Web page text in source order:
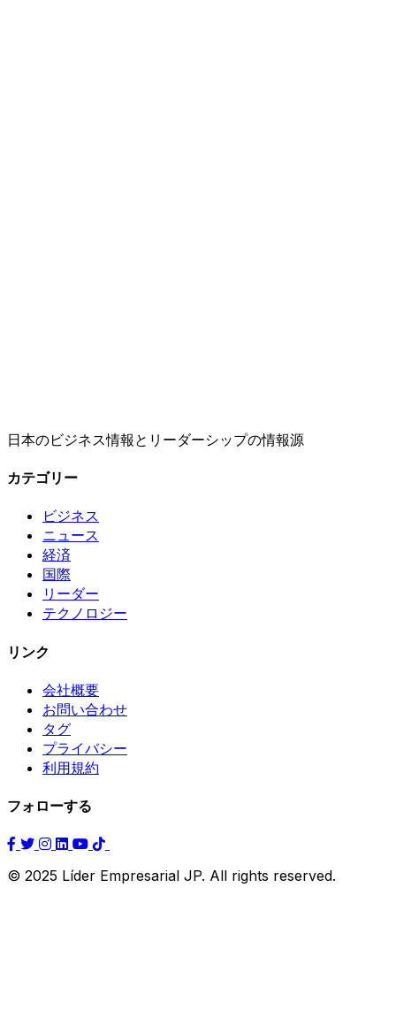
日本のビジネス情報とリーダーシップの情報源
カテゴリー
ビジネス
ニュース
経済
国際
リーダー
テクノロジー
リンク
会社概要
お問い合わせ
タグ
プライバシー
利用規約
フォローする
© 2025 Líder Empresarial JP. All rights reserved.